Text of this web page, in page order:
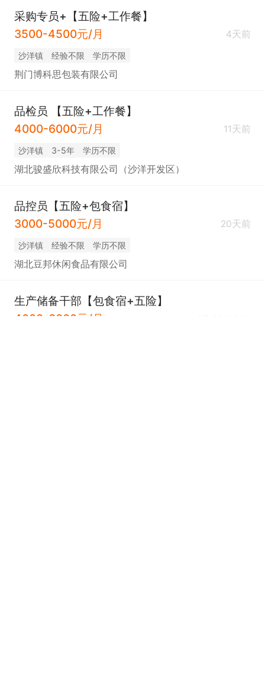
采购专员+【五险+工作餐】
3500-4500元/月
4天前
沙洋镇 经验不限 学历不限
荆门博科思包装有限公司
品检员 【五险+工作餐】
4000-6000元/月
11天前
沙洋镇 3-5年 学历不限
湖北骏盛欣科技有限公司（沙洋开发区）
品控员【五险+包食宿】
3000-5000元/月
20天前
沙洋镇 经验不限 学历不限
湖北豆邦休闲食品有限公司
生产储备干部【包食宿+五险】
4000-6000元/月